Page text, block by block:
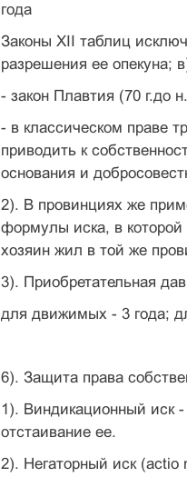
года
Законы XII таблиц
разрешения ее опекуна;
- закон Плавтия (70 г.до
- в классическом праве
приводить к
основания и
2). В провинциях же
формулы иска, в которой
хозяин жил в той же
3). Приобретательная
для движимых - 3 года;
6). Защита права
1). Виндикационный иск
отстаивание ее.
2). Негаторный иск (actio